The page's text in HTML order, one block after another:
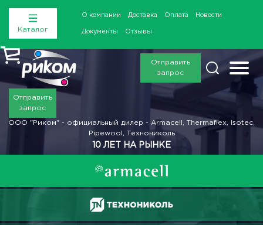
Каталог
О компании Доставка Оплата Новости
Документы Отзывы
Отправить
запрос
Отправить
запрос
ООО "Риком" - официальный дилер - Armacell, Thermaflex, Isotec,
Pipewool, Технониколь
10 ЛЕТ НА РЫНКЕ